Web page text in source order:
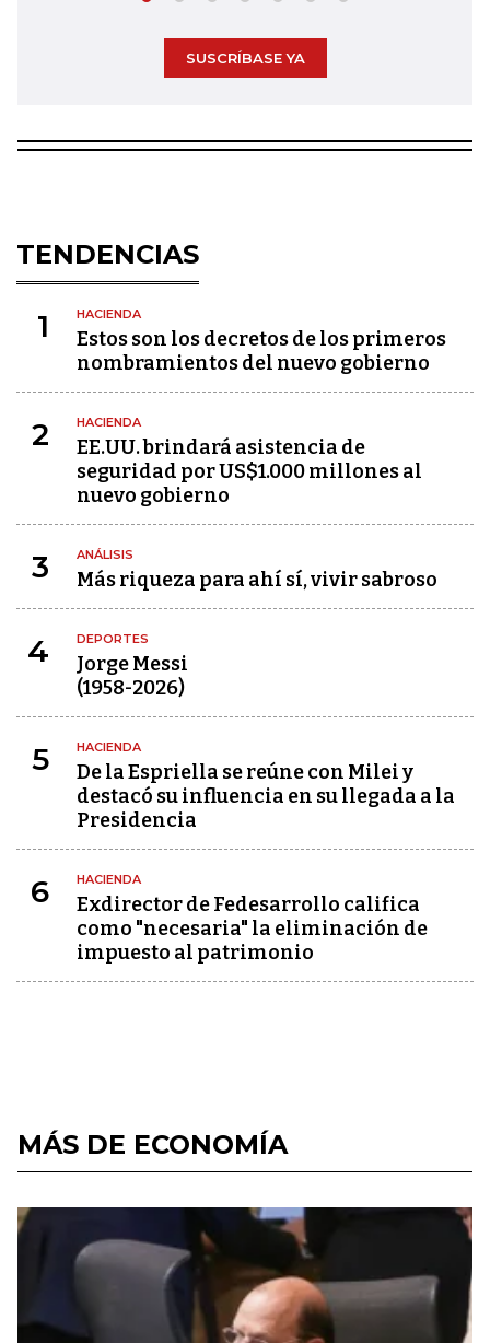
SUSCRÍBASE YA
TENDENCIAS
1 HACIENDA
Estos son los decretos de los primeros
nombramientos del nuevo gobierno
2 HACIENDA
EE.UU. brindará asistencia de
seguridad por US$1.000 millones al
nuevo gobierno
3 ANÁLISIS
Más riqueza para ahí sí, vivir sabroso
4 DEPORTES
Jorge Messi
(1958-2026)
5 HACIENDA
De la Espriella se reúne con Milei y
destacó su influencia en su llegada a la
Presidencia
6 HACIENDA
Exdirector de Fedesarrollo califica
como "necesaria" la eliminación de
impuesto al patrimonio
MÁS DE ECONOMÍA